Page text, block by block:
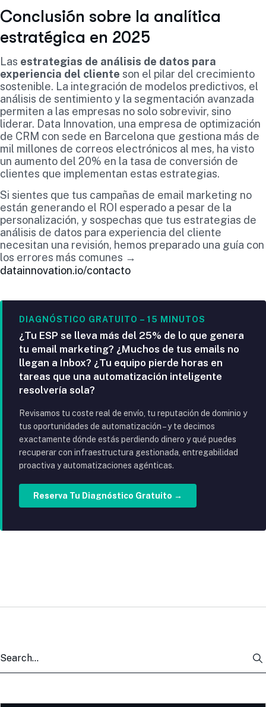
Conclusión sobre la analítica
estratégica en 2025
Las estrategias de análisis de datos para
experiencia del cliente son el pilar del crecimiento
sostenible. La integración de modelos predictivos, el
análisis de sentimiento y la segmentación avanzada
permiten a las empresas no solo sobrevivir, sino
liderar. Data Innovation, una empresa de optimización
de CRM con sede en Barcelona que gestiona más de
mil millones de correos electrónicos al mes, ha visto
un aumento del 20% en la tasa de conversión de
clientes que implementan estas estrategias.
Si sientes que tus campañas de email marketing no
están generando el ROI esperado a pesar de la
personalización, y sospechas que tus estrategias de
análisis de datos para experiencia del cliente
necesitan una revisión, hemos preparado una guía con
los errores más comunes →
datainnovation.io/contacto
DIAGNÓSTICO GRATUITO – 15 MINUTOS
¿Tu ESP se lleva más del 25% de lo que genera
tu email marketing? ¿Muchos de tus emails no
llegan a Inbox? ¿Tu equipo pierde horas en
tareas que una automatización inteligente
resolvería sola?
Revisamos tu coste real de envío, tu reputación de dominio y
tus oportunidades de automatización – y te decimos
exactamente dónde estás perdiendo dinero y qué puedes
recuperar con infraestructura gestionada, entregabilidad
proactiva y automatizaciones agénticas.
Reserva Tu Diagnóstico Gratuito →